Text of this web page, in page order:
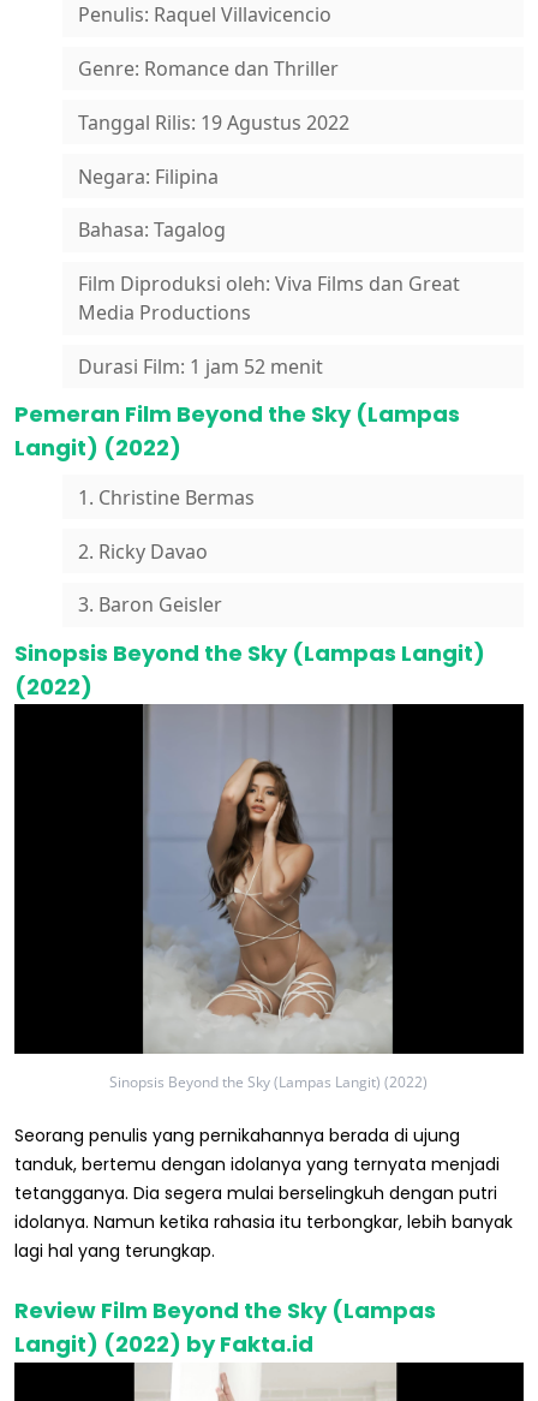
Penulis: Raquel Villavicencio
Genre: Romance dan Thriller
Tanggal Rilis: 19 Agustus 2022
Negara: Filipina
Bahasa: Tagalog
Film Diproduksi oleh: Viva Films dan Great
Media Productions
Durasi Film: 1 jam 52 menit
Pemeran Film Beyond the Sky (Lampas
Langit) (2022)
1. Christine Bermas
2. Ricky Davao
3. Baron Geisler
Sinopsis Beyond the Sky (Lampas Langit)
(2022)
Sinopsis Beyond the Sky (Lampas Langit) (2022)
Seorang penulis yang pernikahannya berada di ujung
tanduk, bertemu dengan idolanya yang ternyata menjadi
tetangganya. Dia segera mulai berselingkuh dengan putri
idolanya. Namun ketika rahasia itu terbongkar, lebih banyak
lagi hal yang terungkap.
Review Film Beyond the Sky (Lampas
Langit) (2022) by Fakta.id